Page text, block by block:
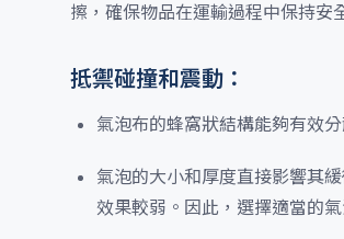
擦，確保物品在運輸過程中保持安
抵禦碰撞和震動：
氣泡布的蜂窩狀結構能夠有效
氣泡的大小和厚度直接影響其
效果較弱。因此，選擇適當的